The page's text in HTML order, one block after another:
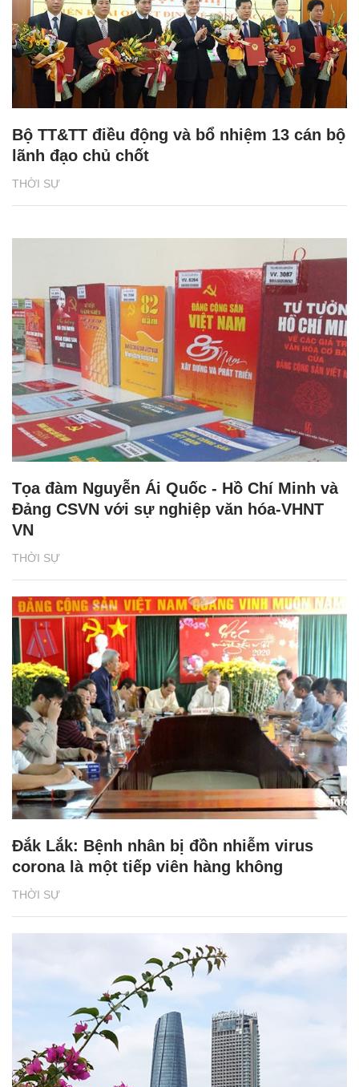
THỜI SỰ
Bộ TT&TT điều động và bổ nhiệm 13 cán bộ
lãnh đạo chủ chốt
THỜI SỰ
Tọa đàm Nguyễn Ái Quốc - Hồ Chí Minh và
Đảng CSVN với sự nghiệp văn hóa-VHNT
VN
THỜI SỰ
Đắk Lắk: Bệnh nhân bị đồn nhiễm virus
corona là một tiếp viên hàng không